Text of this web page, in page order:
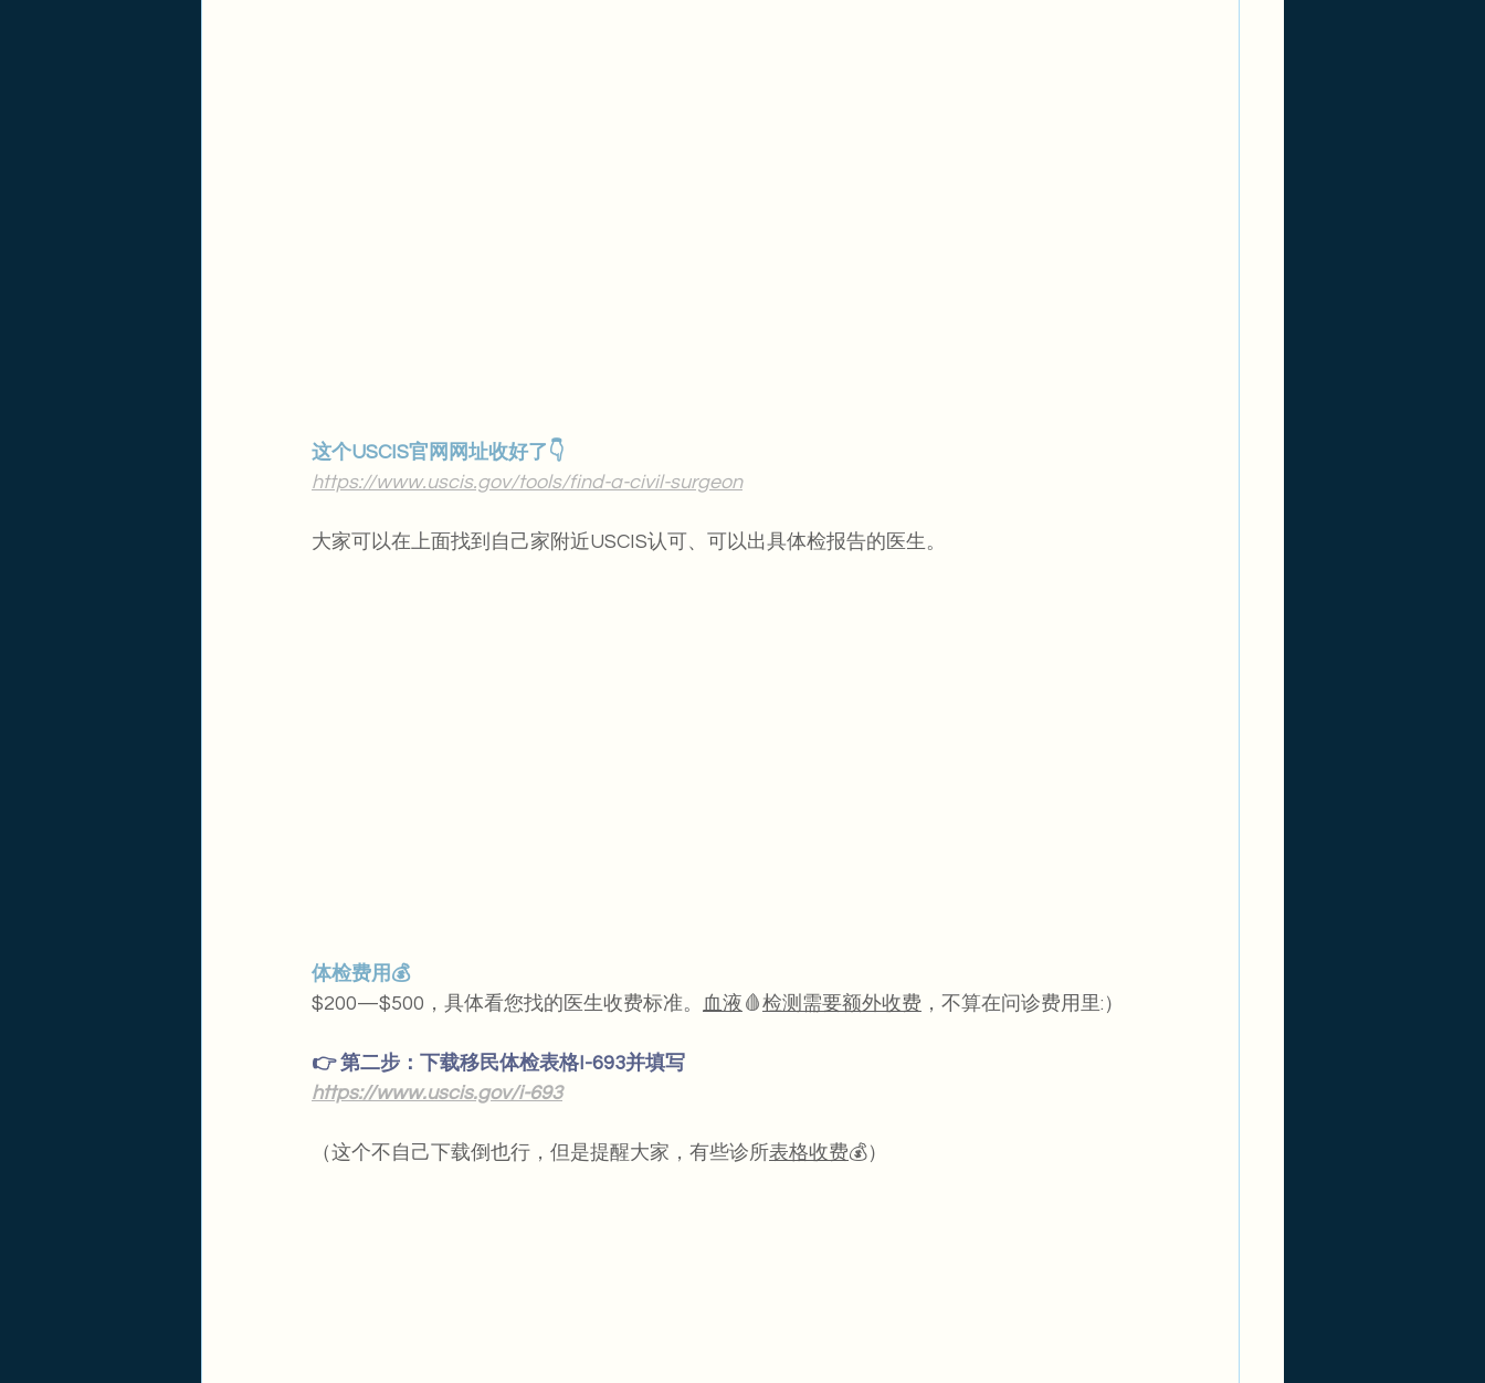
这个USCIS官网网址收好了👇
https://www.uscis.gov/tools/find-a-civil-surgeon
大家可以在上面找到自己家附近USCIS认可、可以出具体检报告的医生。
体检费用💰
$200—$500，具体看您找的医生收费标准。
血液 🩸检测需要额外收费 ，不算在问诊费用里:）
👉 第二步：下载移民体检表格I-693并填写
https://www.uscis.gov/i-693
（这个不自己下载倒也行，但是提醒大家，有些诊所表格收费💰）